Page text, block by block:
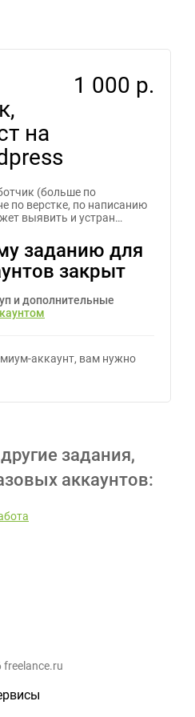
на
1 000 р.
(больше по
по верстке, по написанию
выявить и устран…
заданию для
закрыт
и дополнительные
аккаунт, вам нужно
задания,
аккаунтов: